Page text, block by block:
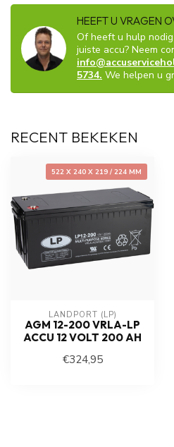
HEEFT U VRAGEN
Of heeft u hulp
juiste accu? Neem
5734. We helpen u
RECENT BEKEKEN
522 X 240 X 219 / 224 MM
LANDPORT (LP)
AGM 12-200 VRLA-LP
ACCU 12 VOLT 200 AH
€324,95